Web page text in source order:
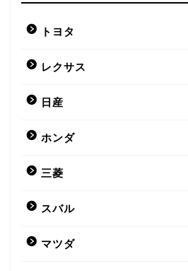
トヨタ
レクサス
日産
ホンダ
三菱
スバル
マツダ